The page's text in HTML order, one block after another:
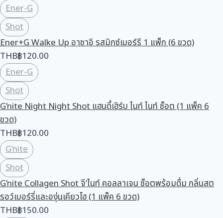
Ener-G
Shot
Ener+G Walke Up อาซาอิ รสมิกซ์เบอร์รี 1 แพ็ก (6 ขวด)
THB฿120.00
Ener-G
Shot
G’nite Night Night Shot แฮนดี้เฮิร์บ ไนท์ ไนท์ ช็อต (1 แพ็ค 6
ขวด)
THB฿120.00
G’nite
Shot
G’nite Collagen Shot จี’ไนท์ คอลลาเจน ช็อตพร้อมดื่ม กลิ่นสต
รอว์เบอร์รี่และองุ่นเคียวโฮ (1 แพ็ค 6 ขวด)
THB฿150.00